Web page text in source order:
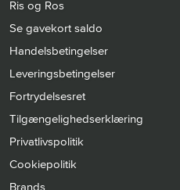
Ris og Ros
Se gavekort saldo
Handelsbetingelser
Leveringsbetingelser
Fortrydelsesret
Tilgængelighedserklæring
Privatlivspolitik
Cookiepolitik
Brands